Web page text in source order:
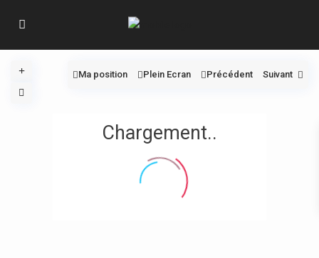
Chargement..
Ma position Plein Ecran Précédent Suivant